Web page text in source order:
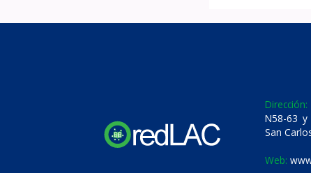
Dirección:
N58-63 y
San
Web: